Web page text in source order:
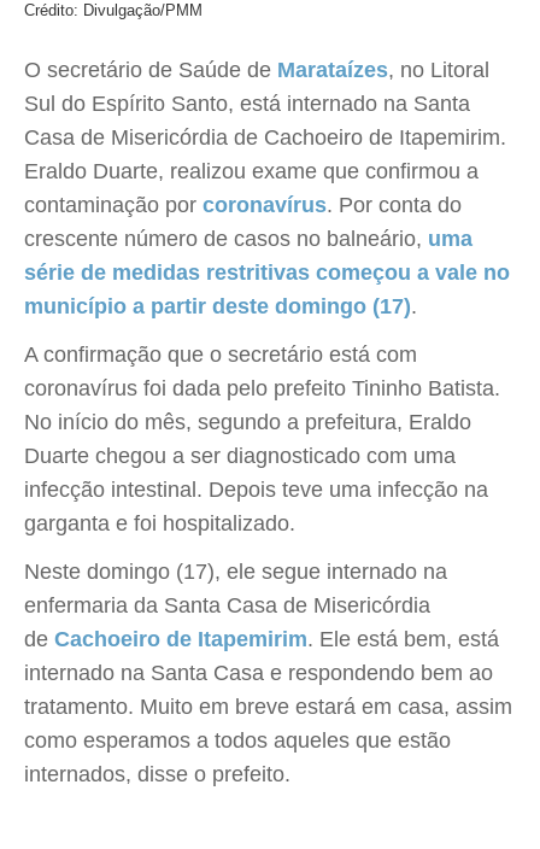
Crédito: Divulgação/PMM
O secretário de Saúde de Marataízes, no Litoral
Sul do Espírito Santo, está internado na Santa
Casa de Misericórdia de Cachoeiro de Itapemirim.
Eraldo Duarte, realizou exame que confirmou a
contaminação por coronavírus. Por conta do
crescente número de casos no balneário, uma
série de medidas restritivas começou a vale no
município a partir deste domingo (17).
A confirmação que o secretário está com
coronavírus foi dada pelo prefeito Tininho Batista.
No início do mês, segundo a prefeitura, Eraldo
Duarte chegou a ser diagnosticado com uma
infecção intestinal. Depois teve uma infecção na
garganta e foi hospitalizado.
Neste domingo (17), ele segue internado na
enfermaria da Santa Casa de Misericórdia
de Cachoeiro de Itapemirim. Ele está bem, está
internado na Santa Casa e respondendo bem ao
tratamento. Muito em breve estará em casa, assim
como esperamos a todos aqueles que estão
internados, disse o prefeito.